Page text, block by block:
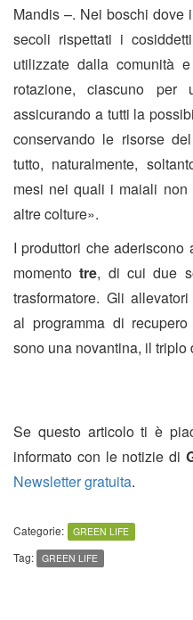
Mandis –. Nei boschi dove
secoli rispettati i
utilizzate dalla comunità
rotazione, ciascuno
assicurando a tutti la
conservando le risorse
tutto, naturalmente,
mesi nei quali i maiali
altre colture».
I produttori che
momentotre, di cui due
trasformatore. Gli
al programma di
sono una novantina, il triplo
Se questo articolo ti è
informato con le notizie di
Newsletter gratuita.
Categorie: GREEN LIFE
Tag: GREEN LIFE